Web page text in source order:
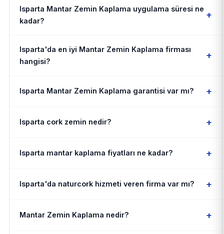
Isparta Mantar Zemin Kaplama uygulama süresi ne
kadar?
+
Isparta'da en iyi Mantar Zemin Kaplama firması
hangisi?
+
Isparta Mantar Zemin Kaplama garantisi var mı? +
Isparta cork zemin nedir? +
Isparta mantar kaplama fiyatları ne kadar? +
Isparta'da naturcork hizmeti veren firma var mı? +
Mantar Zemin Kaplama nedir? +